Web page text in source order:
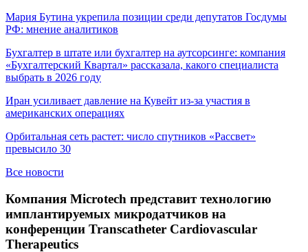
Мария Бутина укрепила позиции среди депутатов Госдумы
РФ: мнение аналитиков
Бухгалтер в штате или бухгалтер на аутсорсинге: компания
«Бухгалтерский Квартал» рассказала, какого специалиста
выбрать в 2026 году
Иран усиливает давление на Кувейт из-за участия в
американских операциях
Орбитальная сеть растет: число спутников «Рассвет»
превысило 30
Все новости
Компания Microtech представит технологию
имплантируемых микродатчиков на
конференции Transcatheter Cardiovascular
Therapeutics